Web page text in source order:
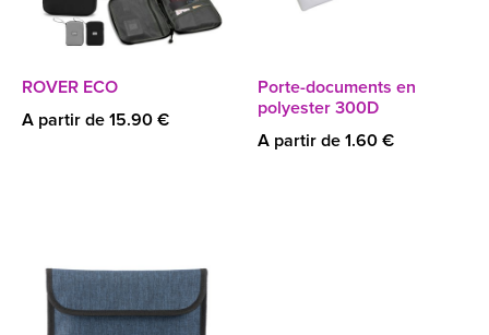
ROVER ECO
A partir de 15.90 €
Porte-documents en
polyester 300D
A partir de 1.60 €